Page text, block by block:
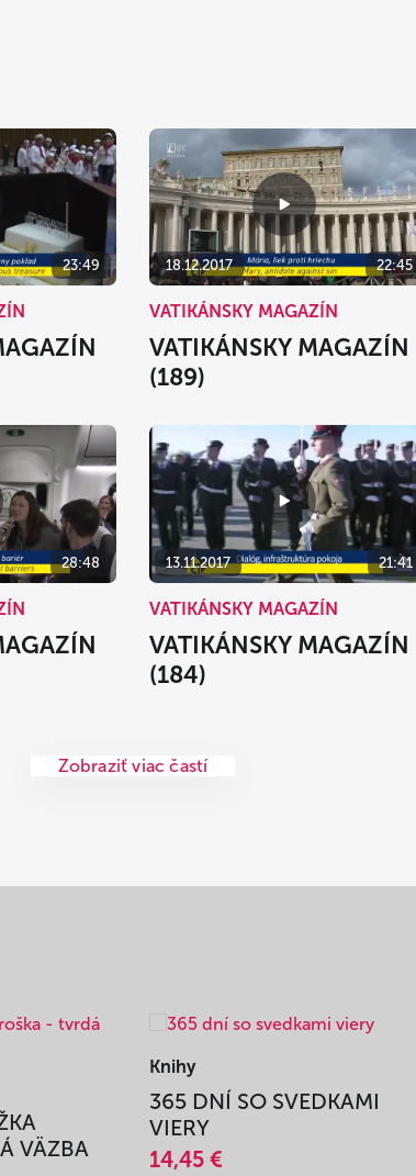
23:49 18.12.2017 22:45
VATIKÁNSKY MAGAZÍN
VATIKÁNSKY MAGAZÍN
(189)
28:48 13.11.2017 21:41
VATIKÁNSKY MAGAZÍN
VATIKÁNSKY MAGAZÍN
(184)
Zobraziť viac častí
VÄZBA
Knihy
365 DNÍ SO SVEDKAMI
VIERY
14,45 €